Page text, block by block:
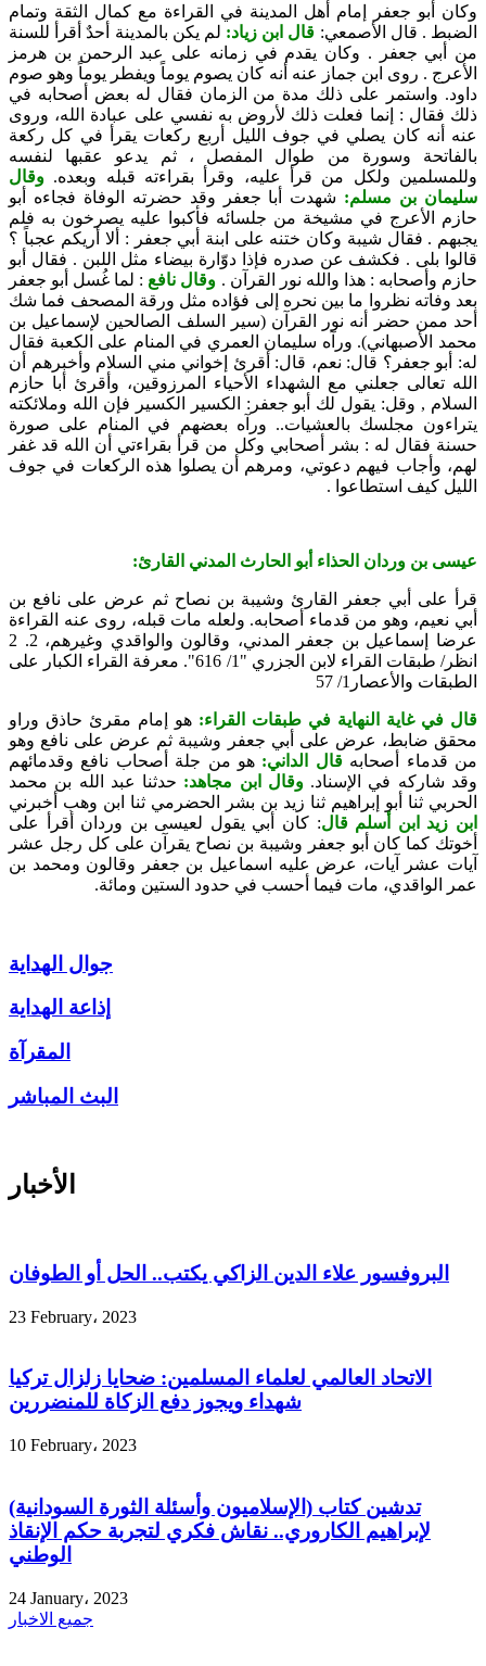
وكان أبو جعفر إمام أهل المدينة في القراءة مع كمال الثقة وتمام
الضبط . قال الأصمعي: قال ابن زياد: لم يكن بالمدينة أحدٌ أقرأ للسنة
من أبي جعفر . وكان يقدم في زمانه على عبد الرحمن بن هرمز
الأعرج . روى ابن جماز عنه أنه كان يصوم يوماً ويفطر يوماً وهو صوم
داود. واستمر على ذلك مدة من الزمان فقال له بعض أصحابه في
ذلك فقال : إنما فعلت ذلك لأروض به نفسي على عبادة الله، وروى
عنه أنه كان يصلي في جوف الليل أربع ركعات يقرأ في كل ركعة
بالفاتحة وسورة من طوال المفصل ، ثم يدعو عقبها لنفسه
وللمسلمين ولكل من قرأ عليه، وقرأ بقراءته قبله وبعده. وقال
سليمان بن مسلم: شهدت أبا جعفر وقد حضرته الوفاة فجاءه أبو
حازم الأعرج في مشيخة من جلسائه فأكبوا عليه يصرخون به فلم
يجبهم . فقال شيبة وكان ختنه على ابنة أبي جعفر : ألا أريكم عجباً ؟
قالوا بلى . فكشف عن صدره فإذا دوّارة بيضاء مثل اللبن . فقال أبو
حازم وأصحابه : هذا والله نور القرآن . وقال نافع : لما غُسل أبو جعفر
بعد وفاته نظروا ما بين نحره إلى فؤاده مثل ورقة المصحف فما شك
أحد ممن حضر أنه نور القرآن (سير السلف الصالحين لإسماعيل بن
محمد الأصبهاني). ورآه سليمان العمري في المنام على الكعبة فقال
له: أبو جعفر؟ قال: نعم، قال: أقرئ إخواني مني السلام وأخبرهم أن
الله تعالى جعلني مع الشهداء الأحياء المرزوقين، وأقرئ أبا حازم
السلام , وقل: يقول لك أبو جعفر: الكسير الكسير فإن الله وملائكته
يتراءون مجلسك بالعشيات.. ورآه بعضهم في المنام على صورة
حسنة فقال له : بشر أصحابي وكل من قرأ بقراءتي أن الله قد غفر
لهم، وأجاب فيهم دعوتي، ومرهم أن يصلوا هذه الركعات في جوف
الليل كيف استطاعوا .
عيسى بن وردان الحذاء أبو الحارث المدني القارئ:
قرأ على أبي جعفر القارئ وشيبة بن نصاح ثم عرض على نافع بن
أبي نعيم، وهو من قدماء أصحابه. ولعله مات قبله، روى عنه القراءة
عرضا إسماعيل بن جعفر المدني، وقالون والواقدي وغيرهم، 2. 2
انظر/ طبقات القراء لابن الجزري "1/ 616". معرفة القراء الكبار على
الطبقات والأعصار1/ 57
قال في غاية النهاية في طبقات القراء: هو إمام مقرئ حاذق وراو
محقق ضابط، عرض على أبي جعفر وشيبة ثم عرض على نافع وهو
من قدماء أصحابهقال الداني: هو من جلة أصحاب نافع وقدمائهم
وقد شاركه في الإسناد.وقال ابن مجاهد: حدثنا عبد الله بن محمد
الحربي ثنا أبو إبراهيم ثنا زيد بن بشر الحضرمي ثنا ابن وهب أخبرني
ابن زيد ابن أسلم قال: كان أبي يقول لعيسى بن وردان أقرأ على
أخوتك كما كان أبو جعفر وشيبة بن نصاح يقرآن على كل رجل عشر
آيات عشر آيات، عرض عليه اسماعيل بن جعفر وقالون ومحمد بن
عمر الواقدي، مات فيما أحسب في حدود الستين ومائة.
جوال الهداية
إذاعة الهداية
المقرآة
البث المباشر
الأخبار
البروفسور علاء الدين الزاكي يكتب.. الحل أو الطوفان
23 February، 2023
الاتحاد العالمي لعلماء المسلمين: ضحايا زلزال تركيا
شهداء ويجوز دفع الزكاة للمنضررين
10 February، 2023
تدشين كتاب (الإسلاميون وأسئلة الثورة السودانية)
لإبراهيم الكاروري.. نقاش فكري لتجربة حكم الإنقاذ
الوطني
24 January، 2023
جميع الاخبار